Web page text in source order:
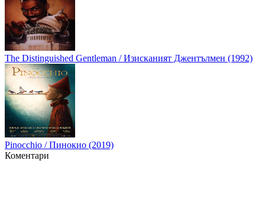
The Distinguished Gentleman / Изисканият Джентълмен (1992)
Pinocchio / Пинокио (2019)
Коментари